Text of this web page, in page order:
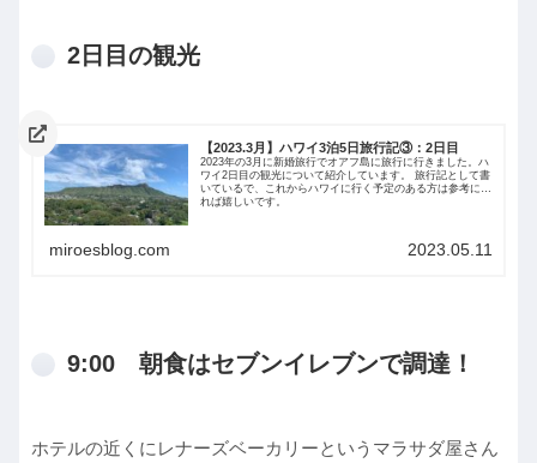
2日目の観光
【2023.3月】ハワイ3泊5日旅行記③：2日目
2023年の3月に新婚旅行でオアフ島に旅行に行きました。ハ
ワイ2日目の観光について紹介しています。 旅行記として書
いているで、これからハワイに行く予定のある方は参考にな
れば嬉しいです。
miroesblog.com 2023.05.11
9:00 朝食はセブンイレブンで調達！
ホテルの近くにレナーズベーカリーというマラサダ屋さん